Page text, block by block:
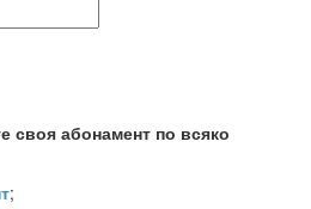
своя абонамент по всяко
;